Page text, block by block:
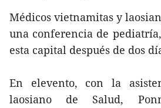
Médicos vietnamitas y
una conferencia de
esta capital después de dos
En elevento, con la
laosiano de Salud,